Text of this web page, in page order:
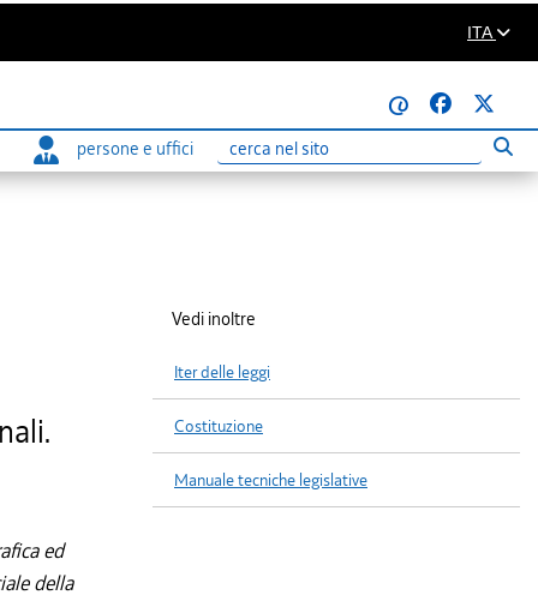
ITA
@
persone e uffici
Ricerca
ed
della
Vedi inoltre
Iter delle leggi
Costituzione
Manuale tecniche legislative